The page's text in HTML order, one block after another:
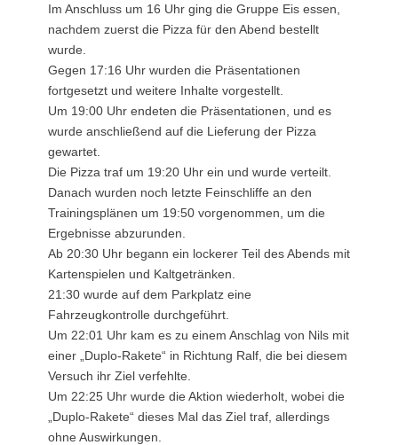
Im Anschluss um 16 Uhr ging die Gruppe Eis essen,
nachdem zuerst die Pizza für den Abend bestellt
wurde.
Gegen 17:16 Uhr wurden die Präsentationen
fortgesetzt und weitere Inhalte vorgestellt.
Um 19:00 Uhr endeten die Präsentationen, und es
wurde anschließend auf die Lieferung der Pizza
gewartet.
Die Pizza traf um 19:20 Uhr ein und wurde verteilt.
Danach wurden noch letzte Feinschliffe an den
Trainingsplänen um 19:50 vorgenommen, um die
Ergebnisse abzurunden.
Ab 20:30 Uhr begann ein lockerer Teil des Abends mit
Kartenspielen und Kaltgetränken.
21:30 wurde auf dem Parkplatz eine
Fahrzeugkontrolle durchgeführt.
Um 22:01 Uhr kam es zu einem Anschlag von Nils mit
einer „Duplo-Rakete“ in Richtung Ralf, die bei diesem
Versuch ihr Ziel verfehlte.
Um 22:25 Uhr wurde die Aktion wiederholt, wobei die
„Duplo-Rakete“ dieses Mal das Ziel traf, allerdings
ohne Auswirkungen.